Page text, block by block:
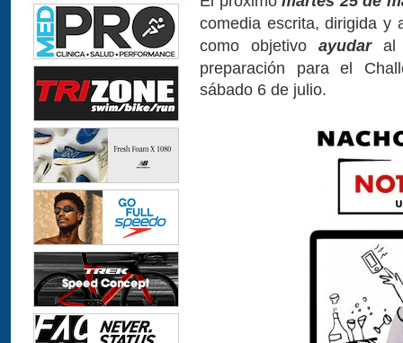
comedia escrita, dirigida y
como objetivoayudaral
preparación para el
sábado 6 de julio.